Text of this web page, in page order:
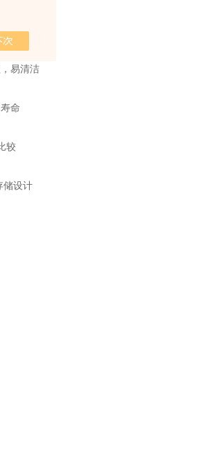
能
易清洁
命
较
储设计